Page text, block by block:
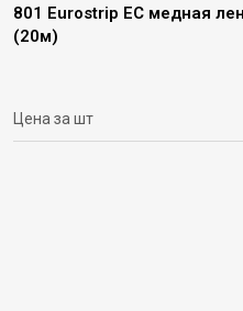
801 Eurostrip ЕС медная
(20м)
Цена за шт